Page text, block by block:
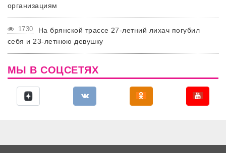
организациям
1730
На брянской трассе 27-летний лихач погубил
себя и 23-летнюю девушку
МЫ В СОЦСЕТЯХ